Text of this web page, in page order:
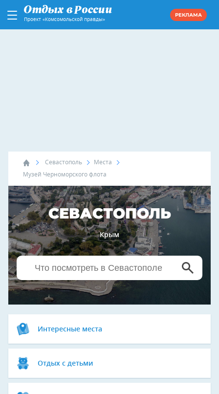
Проект «Комсомольской правды»
РЕКЛАМА
Севастополь Места
Музей Черноморского флота
СЕВАСТОПОЛЬ
Крым
Интересные места
Отдых с детьми